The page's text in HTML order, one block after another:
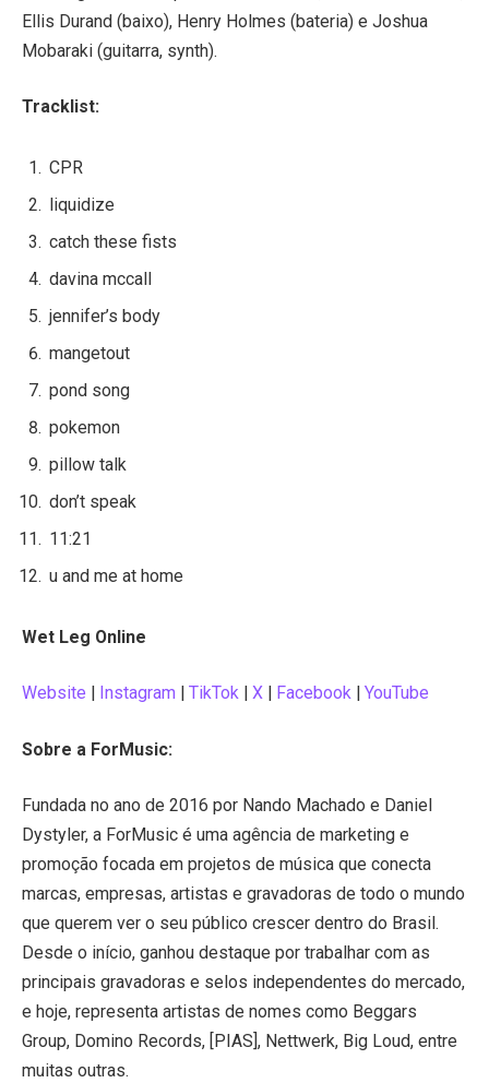
Ellis Durand (baixo), Henry Holmes (bateria) e Joshua
Mobaraki (guitarra, synth).
Tracklist:
CPR
liquidize
catch these fists
davina mccall
jennifer’s body
mangetout
pond song
pokemon
pillow talk
don’t speak
11:21
u and me at home
Wet Leg Online
Website Instagram TikTok X Facebook YouTube
Sobre a ForMusic:
Fundada no ano de 2016 por Nando Machado e Daniel
Dystyler, a ForMusic é uma agência de marketing e
promoção focada em projetos de música que conecta
marcas, empresas, artistas e gravadoras de todo o mundo
que querem ver o seu público crescer dentro do Brasil.
Desde o início, ganhou destaque por trabalhar com as
principais gravadoras e selos independentes do mercado,
e hoje, representa artistas de nomes como Beggars
Group, Domino Records, [PIAS], Nettwerk, Big Loud, entre
muitas outras.